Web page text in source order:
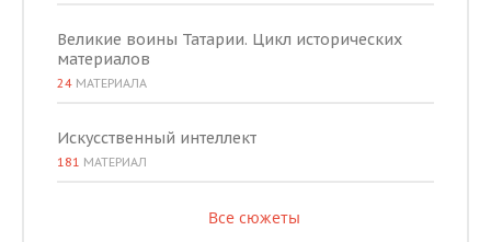
Великие воины Татарии. Цикл исторических
материалов
24 МАТЕРИАЛА
Искусственный интеллект
181 МАТЕРИАЛ
Все сюжеты